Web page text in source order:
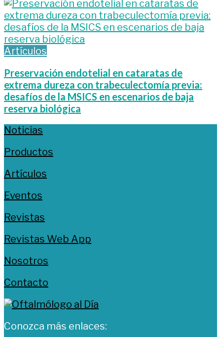
Artículos
Preservación endotelial en cataratas de
extrema dureza con trabeculectomía previa:
desafíos de la MSICS en escenarios de baja
reserva biológica
Noticias
Productos
Artículos
Eventos
Revistas
Revistas Web App
Nosotros
Contacto
Conozca más enlaces: